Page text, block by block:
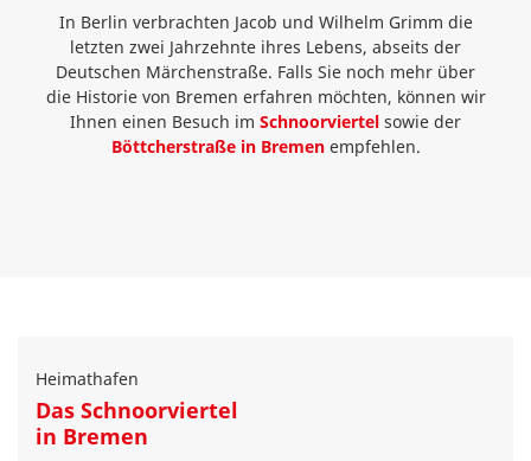
In Berlin verbrachten Jacob und Wilhelm Grimm die
letzten zwei Jahrzehnte ihres Lebens, abseits der
Deutschen Märchenstraße. Falls Sie noch mehr über
die Historie von Bremen erfahren möchten, können wir
Ihnen einen Besuch im Schnoorviertel sowie der
Böttcherstraße in Bremenempfehlen.
Heimathafen
Das Schnoorviertel
in Bremen